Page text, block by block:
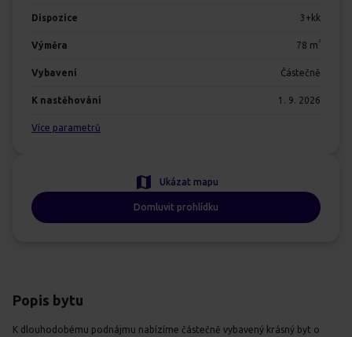
Dispozice 3+kk
Výměra 78 m 2
Vybavení Částečně
K nastěhování 1. 9. 2026
Více parametrů
Ukázat mapu
Domluvit prohlídku
Popis bytu
K dlouhodobému podnájmu nabízíme částečně vybavený krásný byt o